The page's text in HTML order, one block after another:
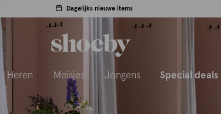
Dagelijks nieuwe items
Heren Meisjes Jongens Special deals